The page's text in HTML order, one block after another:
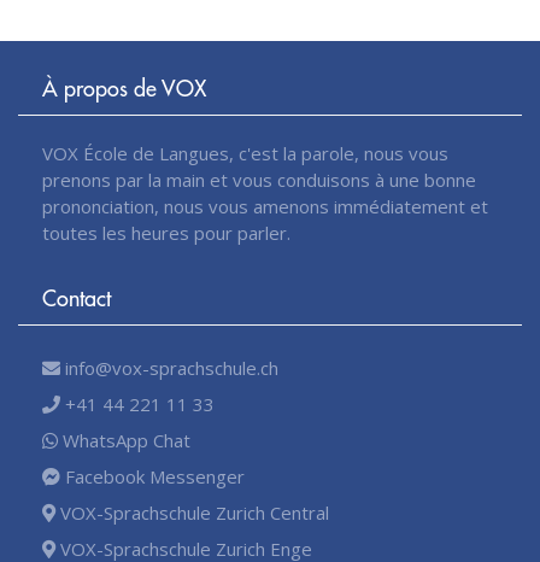
À propos de VOX
VOX École de Langues, c'est la parole, nous vous
prenons par la main et vous conduisons à une bonne
prononciation, nous vous amenons immédiatement et
toutes les heures pour parler.
Contact
info@vox-sprachschule.ch
+41 44 221 11 33
WhatsApp Chat
Facebook Messenger
VOX-Sprachschule Zurich Central
VOX-Sprachschule Zurich Enge